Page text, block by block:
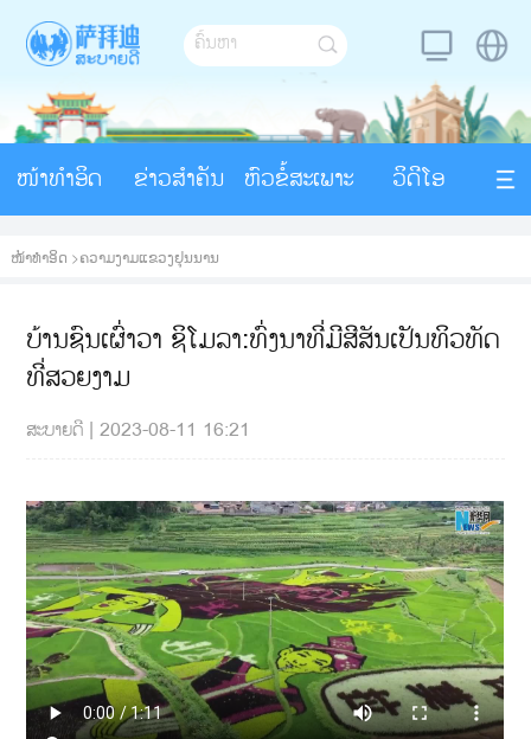
ໜ້າທຳອິດ ຂ່າວສຳຄັນ ຫົວຂໍ້ສະເພາະ ວິດີໂອ
ໜ້າທຳອິດ >ຄວາມງາມແຂວງຢຸນນານ
ບ້ານຊົນເຜົ່າວາ ຊິໂມລາ:ທົ່ງນາທີ່ມີສີສັນເປັນທິວທັດ
ທີ່ສວຍງາມ
ສະບາຍດີ |2023-08-11 16:21